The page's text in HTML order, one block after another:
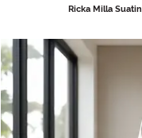
Ricka Milla Suatin